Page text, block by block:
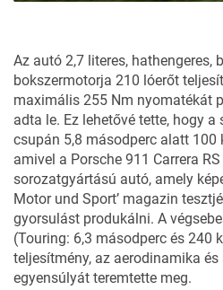
Az autó 2,7 literes, hathengeres,
bokszermotorja 210 lóerőt
maximális 255 Nm nyomatékát
adta le. Ez lehetővé tette, hogy
csupán 5,8 másodperc alatt 100
amivel a Porsche 911 Carrera
sorozatgyártású autó, amely
Motor und Sport’ magazin
gyorsulást produkálni. A
(Touring: 6,3 másodperc és 240
teljesítmény, az aerodinamika
egyensúlyát teremtette meg.